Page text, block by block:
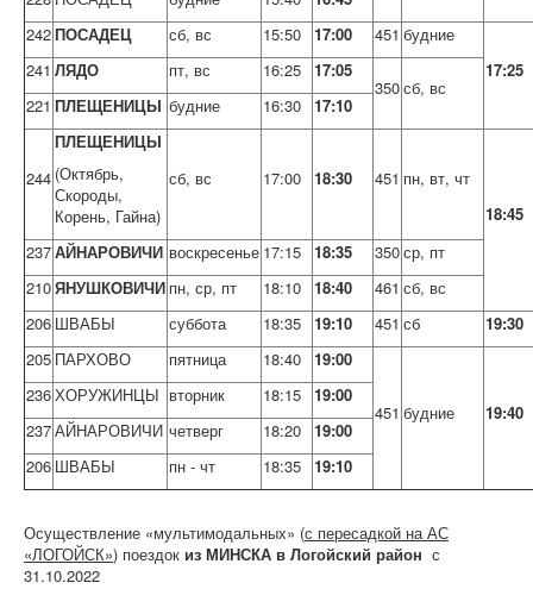
242ПОСАДЕЦ сб, вс 15:50 17:00 451 будние
17:25
241 ЛЯДО пт, вс 16:25 17:05
350сб, вс
221 ПЛЕЩЕНИЦЫ будние 16:30 17:10
244
ПЛЕЩЕНИЦЫ
(Октябрь,
Скороды,
Корень, Гайна)
сб, вс 17:00 18:30 451 пн, вт, чт
18:45
237АЙНАРОВИЧИ воскресенье 17:15 18:35 350ср, пт
210ЯНУШКОВИЧИ пн, ср, пт 18:10 18:40 461 сб, вс
206 ШВАБЫ суббота 18:35 19:10 451 сб
19:30
205 ПАРХОВО пятница 18:40 19:00
451 будние 19:40
236ХОРУЖИНЦЫ вторник 18:15 19:00
237АЙНАРОВИЧИ четверг 18:20 19:00
206 ШВАБЫ пн - чт 18:35 19:10
Осуществление «мультимодальных» (с пересадкой на АС
«ЛОГОЙСК») поездок из МИНСКА в Логойский район с
31.10.2022